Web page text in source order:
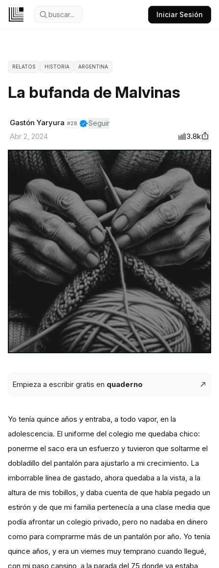
buscar... Iniciar Sesión
RELATOS HISTORIA ARGENTINA
La bufanda de Malvinas
Gastón Yaryura #28
Seguir
Abr 2, 2024
3.8k
Empieza a escribir gratis en quaderno
Yo tenía quince años y entraba, a todo vapor, en la
adolescencia. El uniforme del colegio me quedaba chico:
ponerme el saco era un esfuerzo y tuvieron que soltarme el
dobladillo del pantalón para ajustarlo a mi crecimiento. La
imborrable línea de gastado, ahora quedaba a la vista, a la
altura de mis tobillos, y daba cuenta de que había pegado un
estirón y de que mi familia pertenecía a una clase media que
podía afrontar un colegio privado, pero no nadaba en dinero
como para comprarme más de un pantalón por año. Yo tenía
quince años, y era un viernes muy temprano cuando llegué,
con mi paso cansino, a la parada del 75 donde ya estaba